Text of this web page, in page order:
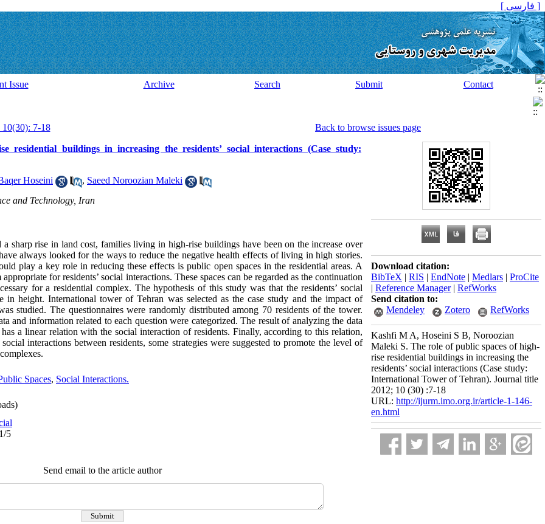
[ فارسی ]
Issue Archive Search Submit Contact
10(30): 7-18
Back to browse issues page
residential buildings in increasing the residents’ social interactions (Case study:
Hoseini , Saeed Noroozian Maleki
and Technology, Iran
sharp rise in land cost, families living in high-rise buildings have been on the increase over
always looked for the ways to reduce the negative health effects of living in high stories.
play a key role in reducing these effects is public open spaces in the residential areas. A
for residents’ social interactions. These spaces can be regarded as the continuation
for a residential complex. The hypothesis of this study was that the residents’ social
in height. International tower of Tehran was selected as the case study and the impact of
studied. The questionnaires were randomly distributed among 70 residents of the tower.
and information related to each question were categorized. The result of analyzing the data
a linear relation with the social interaction of residents. Finally, according to this relation,
interactions between residents, some strategies were suggested to promote the level of
Spaces, Social Interactions.
5
Send email to the article author
Download citation:
BibTeX | RIS | EndNote | Medlars | ProCite
| Reference Manager| RefWorks
Send citation to:
Mendeley
Zotero RefWorks
Kashfi M A, Hoseini S B, Noroozian
Maleki S. The role of public spaces of high-
rise residential buildings in increasing the
residents’ social interactions (Case study:
International Tower of Tehran). Journal title
2012; 10 (30) :7-18
URL: http://ijurm.imo.org.ir/article-1-146-
en.html